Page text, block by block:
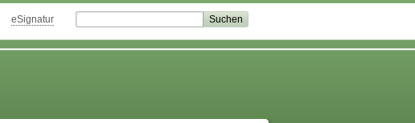
eSignatur